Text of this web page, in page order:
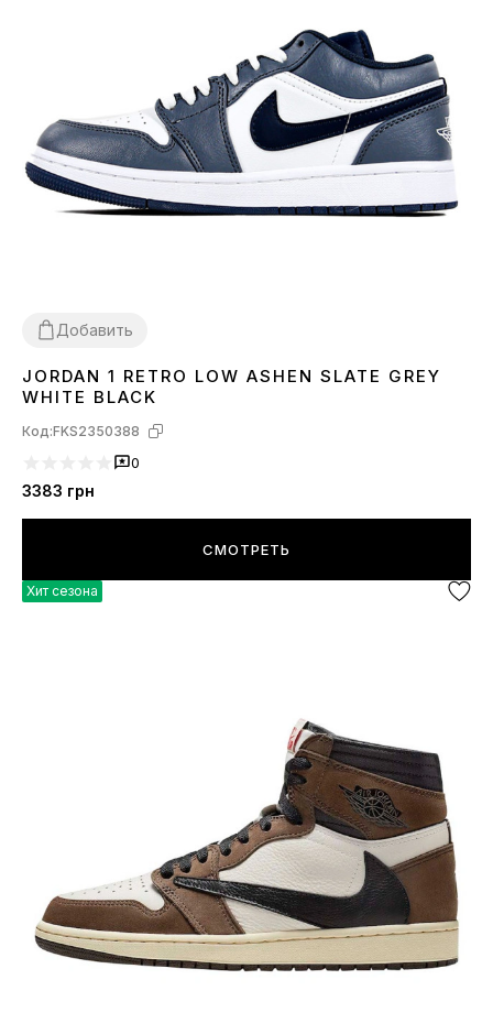
Добавить
36373839 4041 42434445
JORDAN 1 RETRO LOW ASHEN SLATE GREY
WHITE BLACK
Код:FKS2350388
0
3383 грн
СМОТРЕТЬ
Хит сезона